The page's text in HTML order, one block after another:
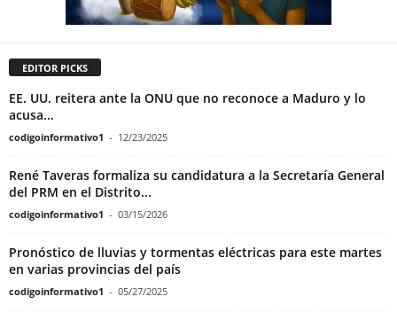
EDITOR PICKS
EE. UU. reitera ante la ONU que no reconoce a Maduro y lo
acusa...
codigoinformativo1 - 12/23/2025
René Taveras formaliza su candidatura a la Secretaría General
del PRM en el Distrito...
codigoinformativo1 - 03/15/2026
Pronóstico de lluvias y tormentas eléctricas para este martes
en varias provincias del país
codigoinformativo1 - 05/27/2025